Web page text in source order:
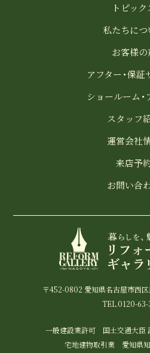
トピック
私たちにつ
お客様の
アフター・保証
ショールーム・
スタッフ
運営会社
来店予
お問い合
〒452-0802 愛知県名古屋市西
TEL.0120-
一般建設業許可 国土交通大臣
宅地建物取引業 愛知県知